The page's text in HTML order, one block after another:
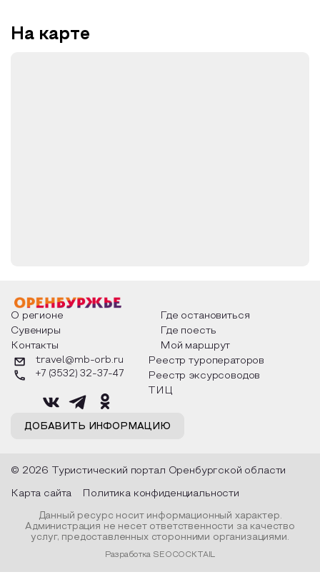
На карте
О регионе
Где остановиться
Сувениры
Где поесть
Контакты
Мой маршрут
ДОБАВИТЬ ИНФОРМАЦИЮ
travel@mb-orb.ru
+7 (3532) 32-37-47
Реестр туроператоров
Реестр эксурсоводов
ТИЦ
© 2026 Туристический портал Оренбургской области
Карта сайта Политика конфиденциальности
Данный ресурс носит информационный характер.
Администрация не несет ответственности за качество
услуг, предоставленных сторонними организациями.
Разработка SEOCOCKTAIL